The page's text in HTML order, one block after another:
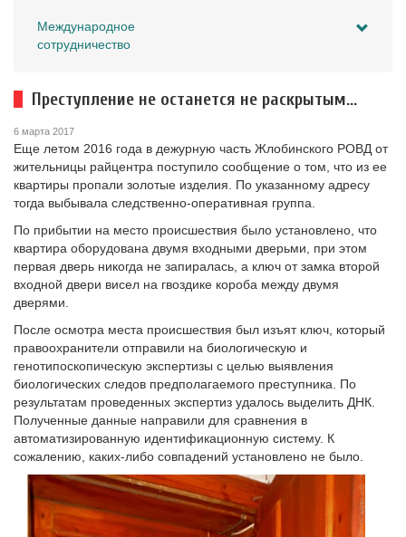
Международное
сотрудничество
Преступление не останется не раскрытым...
6 марта 2017
Еще летом 2016 года в дежурную часть Жлобинского РОВД от
жительницы райцентра поступило сообщение о том, что из ее
квартиры пропали золотые изделия. По указанному адресу
тогда выбывала следственно-оперативная группа.
По прибытии на место происшествия было установлено, что
квартира оборудована двумя входными дверьми, при этом
первая дверь никогда не запиралась, а ключ от замка второй
входной двери висел на гвоздике короба между двумя
дверями.
После осмотра места происшествия был изъят ключ, который
правоохранители отправили на биологическую и
генотипоскопическую экспертизы с целью выявления
биологических следов предполагаемого преступника. По
результатам проведенных экспертиз удалось выделить ДНК.
Полученные данные направили для сравнения в
автоматизированную идентификационную систему. К
сожалению, каких-либо совпадений установлено не было.